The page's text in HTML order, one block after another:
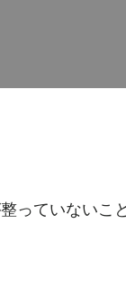
っていないこ